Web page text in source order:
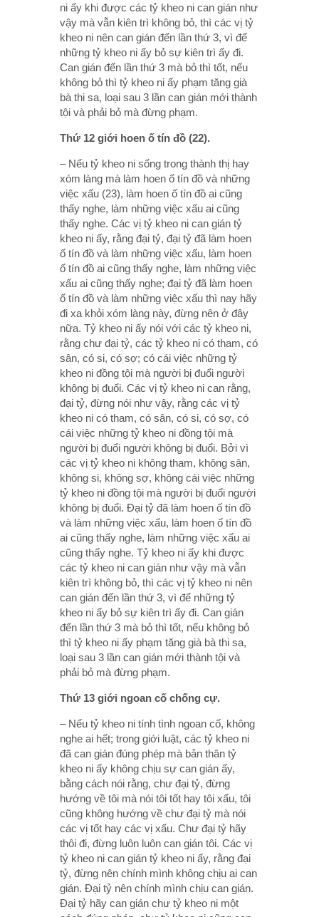
ni ấy khi được các tỷ kheo ni can gián như
vậy mà vẫn kiên trì không bỏ, thì các vị tỷ
kheo ni nên can gián đến lần thứ 3, vì để
những tỷ kheo ni ấy bỏ sự kiên trì ấy đi.
Can gián đến lần thứ 3 mà bỏ thì tốt, nếu
không bỏ thì tỷ kheo ni ấy phạm tăng già
bà thi sa, loại sau 3 lần can gián mới thành
tội và phải bỏ mà đừng phạm.
Thứ 12 giới hoen ố tín đồ (22).
– Nếu tỷ kheo ni sống trong thành thị hay
xóm làng mà làm hoen ố tín đồ và những
việc xấu (23), làm hoen ố tín đồ ai cũng
thấy nghe, làm những việc xấu ai cũng
thấy nghe. Các vị tỷ kheo ni can gián tỷ
kheo ni ấy, rằng đại tỷ, đại tỷ đã làm hoen
ố tín đồ và làm những việc xấu, làm hoen
ố tín đồ ai cũng thấy nghe, làm những việc
xấu ai cũng thấy nghe; đại tỷ đã làm hoen
ố tín đồ và làm những việc xấu thì nay hãy
đi xa khỏi xóm làng này, đừng nên ở đây
nữa. Tỷ kheo ni ấy nói với các tỷ kheo ni,
rằng chư đại tỷ, các tỷ kheo ni có tham, có
sân, có si, có sợ; có cái việc những tỷ
kheo ni đồng tội mà người bị đuổi người
không bị đuổi. Các vị tỷ kheo ni can rằng,
đại tỷ, đừng nói như vậy, rằng các vị tỷ
kheo ni có tham, có sân, có si, có sợ, có
cái việc những tỷ kheo ni đồng tội mà
người bị đuổi người không bị đuổi. Bởi vì
các vị tỷ kheo ni không tham, không sân,
không si, không sợ, không cái việc những
tỷ kheo ni đồng tội mà người bị đuổi người
không bị đuổi. Đại tỷ đã làm hoen ố tín đồ
và làm những việc xấu, làm hoen ố tín đồ
ai cũng thấy nghe, làm những việc xấu ai
cũng thấy nghe. Tỷ kheo ni ấy khi được
các tỷ kheo ni can gián như vậy mà vẫn
kiên trì không bỏ, thì các vị tỷ kheo ni nên
can gián đến lần thứ 3, vì để những tỷ
kheo ni ấy bỏ sự kiên trì ấy đi. Can gián
đến lần thứ 3 mà bỏ thì tốt, nếu không bỏ
thì tỷ kheo ni ấy phạm tăng già bà thi sa,
loại sau 3 lần can gián mới thành tội và
phải bỏ mà đừng phạm.
Thứ 13 giới ngoan cố chống cự.
– Nếu tỷ kheo ni tính tình ngoan cố, không
nghe ai hết; trong giới luật, các tỷ kheo ni
đã can gián đúng phép mà bản thân tỷ
kheo ni ấy không chịu sự can gián ấy,
bằng cách nói rằng, chư đại tỷ, đừng
hướng về tôi mà nói tôi tốt hay tôi xấu, tôi
cũng không hướng về chư đại tỷ mà nói
các vị tốt hay các vị xấu. Chư đại tỷ hãy
thôi đi, đừng luôn luôn can gián tôi. Các vị
tỷ kheo ni can gián tỷ kheo ni ấy, rằng đại
tỷ, đừng nên chính mình không chịu ai can
gián. Đại tỷ nên chính mình chịu can gián.
Đại tỷ hãy can gián chư tỷ kheo ni một